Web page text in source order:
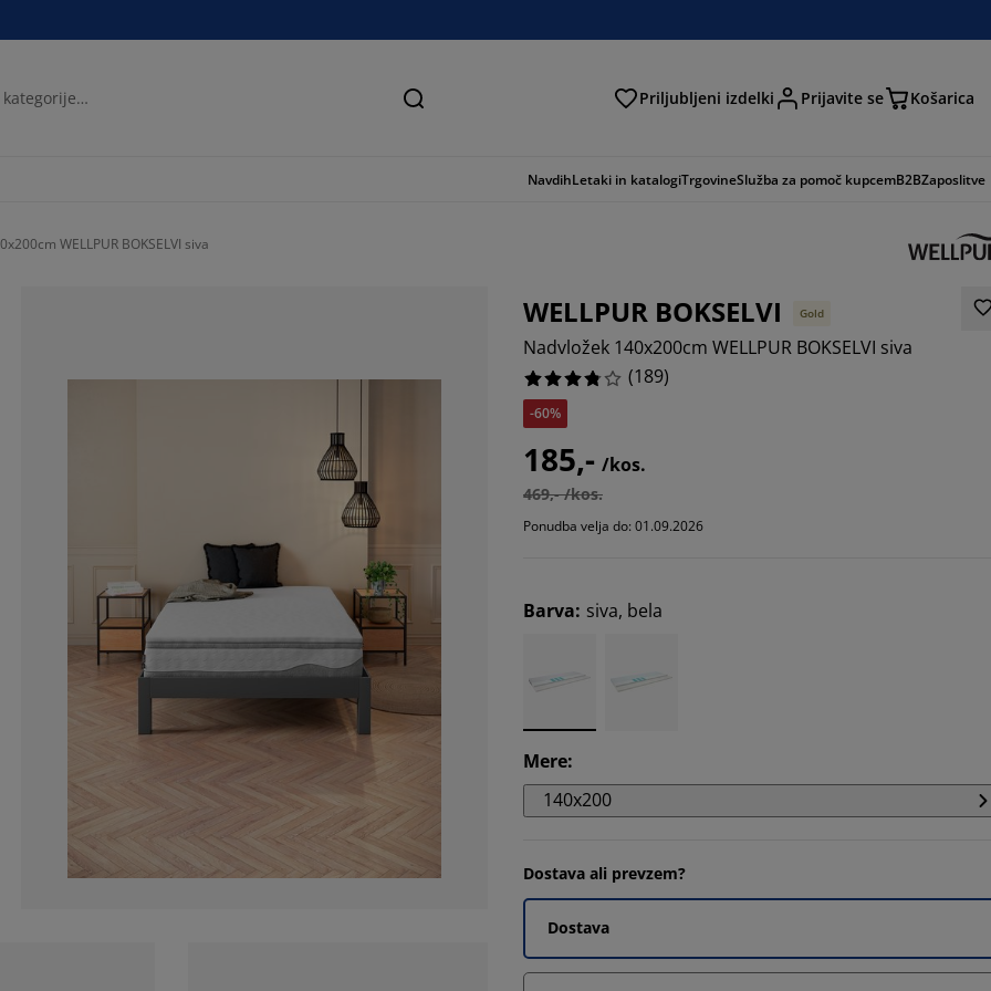
Iskanje Priljubljeni izdelki Prijavite se Košarica
NavdihLetaki in katalogiTrgovineSlužba za pomoč kupcemB2BZaposlitve
WELLPUR BOKSELVI siva
WELLPUR BOKSELVI Gold
Nadvložek 140x200cm WELLPUR BOKSELVI siva
(189)
-60%
185,- /kos.
469,- /kos.
Ponudba velja do: 01.09.2026
Barva: siva, bela
Mere:
140x200
Dostava ali prevzem?
Dostava
10.582010582010582%
6.349206349206349%
16.402116402116402%